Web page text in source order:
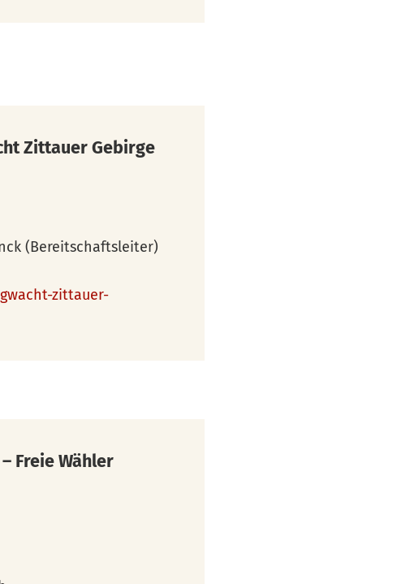
Zittauer Gebirge
(Bereitschaftsleiter)
zittauer-
Freie Wähler